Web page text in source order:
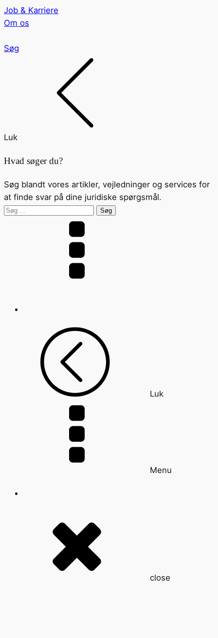
Job & Karriere
Om os
Søg
Luk
Hvad søger du?
Søg blandt vores artikler, vejledninger og services for
at finde svar på dine juridiske spørgsmål.
Søg
Luk
Menu
close